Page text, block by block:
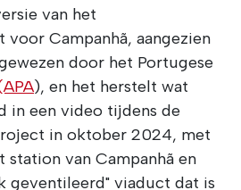
van het
Campanhã, aangezien
door het Portugese
), en het herstelt wat
in een video tijdens de
in oktober 2024, met
van Campanhã en
geventileerd" viaduct dat is